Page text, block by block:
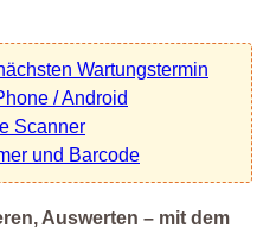
Wartungstermin
/ Android
Scanner
und Barcode
Auswerten – mit dem